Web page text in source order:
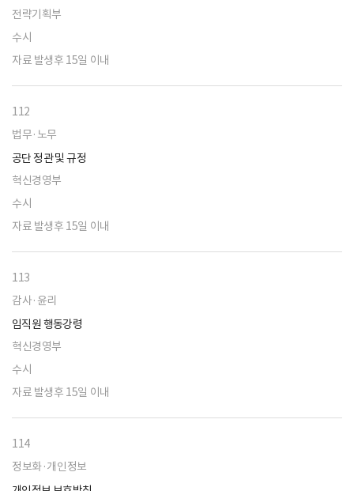
전략기획부
수시
자료 발생후 15일 이내
112
법무·노무
공단 정관 및 규정
혁신경영부
수시
자료 발생후 15일 이내
113
감사·윤리
임직원 행동강령
혁신경영부
수시
자료 발생후 15일 이내
114
정보화·개인정보